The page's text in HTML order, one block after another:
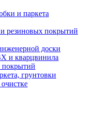
и паркета
резиновых покрытий
доски
и кварцвинила
покрытий
грунтовки